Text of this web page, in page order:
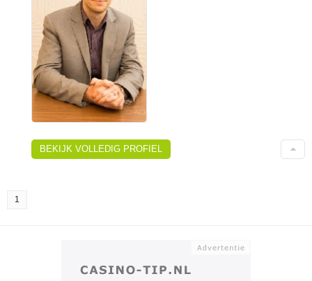
BEKIJK VOLLEDIG PROFIEL
1